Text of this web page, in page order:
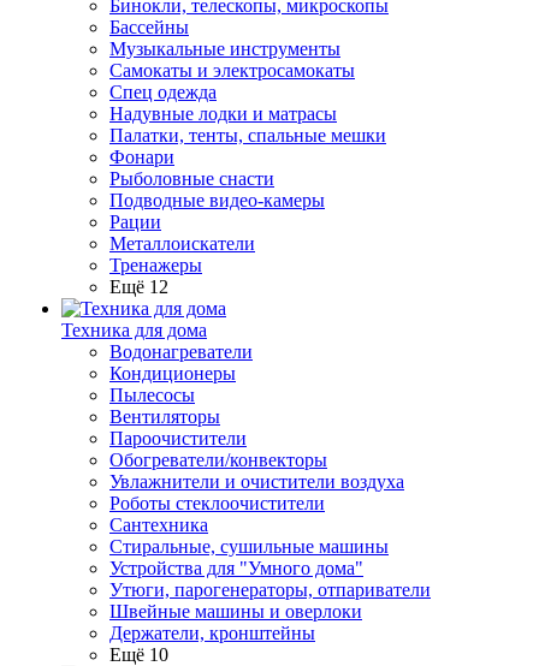
Бинокли, телескопы, микроскопы
Бассейны
Музыкальные инструменты
Самокаты и электросамокаты
Спец одежда
Надувные лодки и матрасы
Палатки, тенты, спальные мешки
Фонари
Рыболовные снасти
Подводные видео-камеры
Рации
Металлоискатели
Тренажеры
Ещё 12
Техника для дома
Водонагреватели
Кондиционеры
Пылесосы
Вентиляторы
Пароочистители
Обогреватели/конвекторы
Увлажнители и очистители воздуха
Роботы стеклоочистители
Сантехника
Стиральные, сушильные машины
Устройства для "Умного дома"
Утюги, парогенераторы, отпариватели
Швейные машины и оверлоки
Держатели, кронштейны
Ещё 10